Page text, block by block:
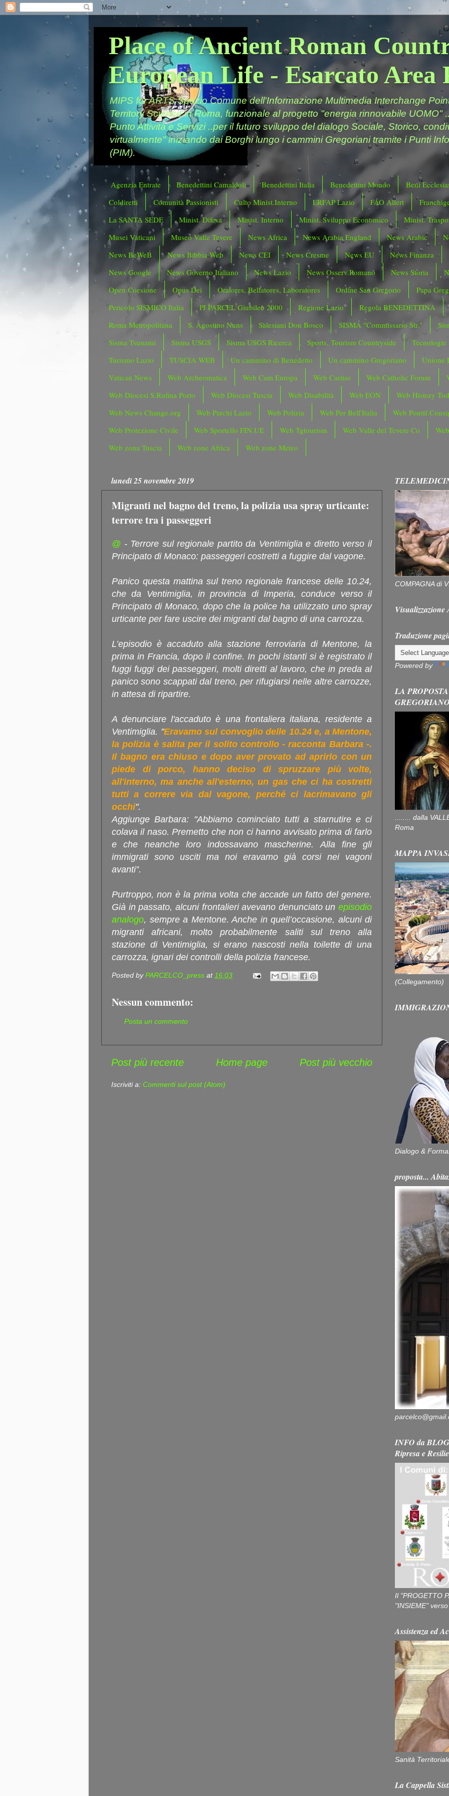
Place of Ancient Roman
European Life - Esarcato Area
MIPS for ARTS Spazio Comune dell'Informazione Multimedia Interchange
Territory Science in Roma, funzionale al progetto "energia rinnovabile UOMO"
Punto Attività e Servizi ..per il futuro sviluppo del dialogo Sociale, Storico,
virtualmente" iniziando dai Borghi lungo i cammini Gregoriani tramite i Punti
(PIM).
Agenzia Entrate Benedettini Camaldoli Benedettini Italia Benedettini Mondo
Beni
Coldiretti
Comunità Passionisti Culto Minist.Interno ERFAP Lazio FAO Allert
La SANTA SEDE
Minist. Difesa Minist. Interno Minist. Sviluppo Economico
Minist.
Musei Vaticani
Museo Valle Tevere News Africa News Arabia England News Arabic
News BeWeB
News Bibbia Web News CEI News Cresme News EU
News Finanza
News Google
News Governo Italiano News Lazio News Osserv.Romano News Storia
Open Coesione
Opus Dei Oratores, Bellatores, Laboratores Ordine San Gregorio
Papa
Pericolo SISMICO Italia
PJ PARCEL Giubileo 2000 Regione Lazio
Regola BENEDETTINA
Roma Metropolitana
S. Agostino Nuns Salesiani Don Bosco SISMA "Commissario Str."
Sisma Tsunami
Sisma USGS Sisma USGS Ricerca Sports, Tourism Countryside
Tecnologie
Turismo Lazio
TUSCIA WEB Un cammino di Benedetto Un cammino Gregoriano
Unione
Vatican News
Web Archeomatica Web Cam Europa Web Caritas Web Catholic Forum
Web Diocesi S.Rufina Porto
Web Diocesi Tuscia Web Disabilità Web EON
Web History
Web News Change.org
Web Parchi Lazio Web Polizia Web Per Bell'Italia
Web
Web Protezione Civile
Web Sportello FIN.UE Web Tgtourism Web Valle del Tevere Co
Web zona Tuscia
Web zone Africa Web zone Meteo
lunedì 25 novembre 2019
Migranti nel bagno del treno, la polizia usa spray urticante:
terrore tra i passeggeri
@ - Terrore sul regionale partito da Ventimiglia e diretto verso il
Principato di Monaco: passeggeri costretti a fuggire dal vagone.
Panico questa mattina sul treno regionale francese delle 10.24,
che da Ventimiglia, in provincia di Imperia, conduce verso il
Principato di Monaco, dopo che la police ha utilizzato uno spray
urticante per fare uscire dei migranti dal bagno di una carrozza.
L’episodio è accaduto alla stazione ferroviaria di Mentone, la
prima in Francia, dopo il confine. In pochi istanti si è registrato il
fuggi fuggi dei passeggeri, molti diretti al lavoro, che in preda al
panico sono scappati dal treno, per rifugiarsi nelle altre carrozze,
in attesa di ripartire.
A denunciare l'accaduto è una frontaliera italiana, residente a
Ventimiglia. "Eravamo sul convoglio delle 10.24 e, a Mentone,
la polizia è salita per il solito controllo - racconta Barbara -.
Il bagno era chiuso e dopo aver provato ad aprirlo con un
piede di porco, hanno deciso di spruzzare più volte,
all'interno, ma anche all'esterno, un gas che ci ha costretti
tutti a correre via dal vagone, perché ci lacrimavano gli
occhi".
Aggiunge Barbara: "Abbiamo cominciato tutti a starnutire e ci
colava il naso. Premetto che non ci hanno avvisato prima di farlo
e che neanche loro indossavano mascherine. Alla fine gli
immigrati sono usciti ma noi eravamo già corsi nei vagoni
avanti”.
Purtroppo, non è la prima volta che accade un fatto del genere.
Già in passato, alcuni frontalieri avevano denunciato un episodio
analogo, sempre a Mentone. Anche in quell’occasione, alcuni di
migranti africani, molto probabilmente saliti sul treno alla
stazione di Ventimiglia, si erano nascosti nella toilette di una
carrozza, ignari dei controlli della polizia francese.
Posted byPARCELCO_press at16:03
Nessun commento:
Posta un commento
Post più recente Post più vecchio
Home page
Iscriviti a: Commenti sul post (Atom)
COMPAGNA di
Traduzione
Powered by
LA
........ dalla
Roma
MAPPA
(Collegamento)
Dialogo &
proposta...
INFO da
Ripresa e
Il "PROGETTO
"INSIEME"
Assistenza ed
Sanità
La Cappella